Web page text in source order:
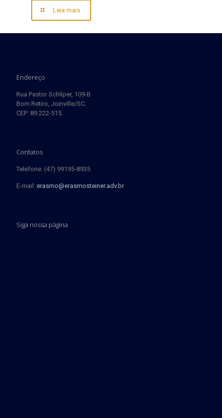
Leia mais
Endereço
Rua Pastor Schliper, 109-B
Bom Retiro, Joinville/SC.
CEP: 89.222-515.
Contatos
Telefone: (47) 99195-8935
E-mail: erasmo@erasmosteiner.adv.br
Siga nossa página